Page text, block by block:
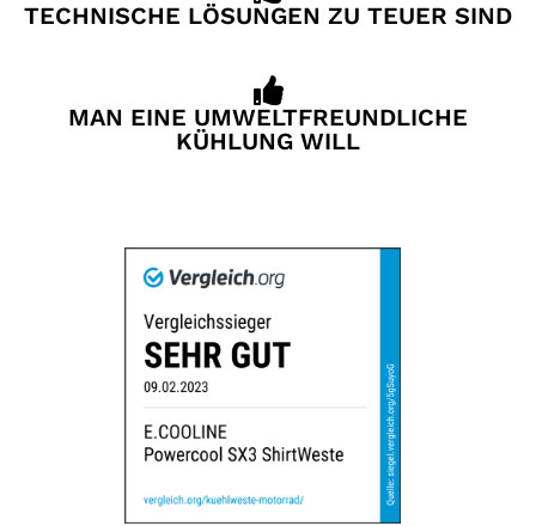
TECHNISCHE LÖSUNGEN ZU TEUER SIND
MAN EINE UMWELTFREUNDLICHE
KÜHLUNG WILL